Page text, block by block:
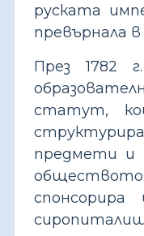
руската
превърнала
През 1782
статут,
предмети и